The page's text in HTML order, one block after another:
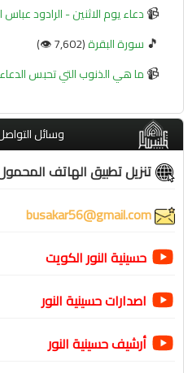
📹دعاء يوم الاثنين - الرادود
🎵 سورة البقرة(7,602 👁️)
📹ما هي الذنوب التي تحبس
وسائل
تنزيل تطبيق الهاتف
حسينية النور الكويت
اصدارات حسينية النور
أرشيف حسينية النور